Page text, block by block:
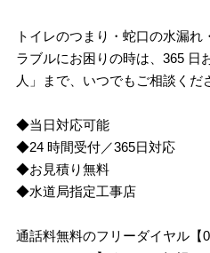
トイレのつまり・蛇口の水漏
ラブルにお困りの時は、365 日
人」まで、いつでもご相談くだ
◆当日対応可能
◆24 時間受付／365日対応
◆お見積り無料
◆水道局指定工事店
通話料無料のフリーダイヤル【